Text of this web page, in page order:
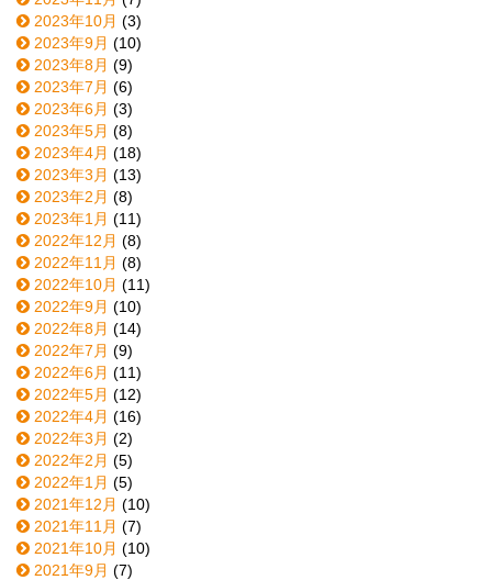
2023年10月 (3)
2023年9月 (10)
2023年8月 (9)
2023年7月 (6)
2023年6月 (3)
2023年5月 (8)
2023年4月 (18)
2023年3月 (13)
2023年2月 (8)
2023年1月 (11)
2022年12月 (8)
2022年11月 (8)
2022年10月 (11)
2022年9月 (10)
2022年8月 (14)
2022年7月 (9)
2022年6月 (11)
2022年5月 (12)
2022年4月 (16)
2022年3月 (2)
2022年2月 (5)
2022年1月 (5)
2021年12月 (10)
2021年11月 (7)
2021年10月 (10)
2021年9月 (7)